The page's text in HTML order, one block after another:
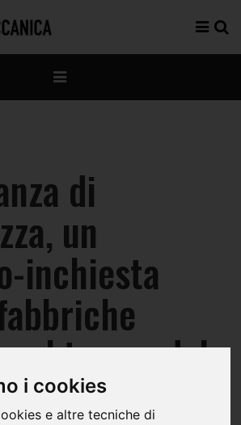
i cookies
e altre tecniche di
di
un
inchiesta
al tempo del